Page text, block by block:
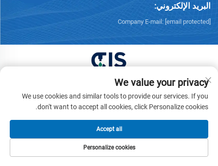
البريد الإلكتروني:
Company E-mail: [email protected]
HOANG TRADING COMPANY LIMITED. -
سياسة الخصوصية
We value your privacy
We use cookies and similar tools to provide our services. If you
don't want to accept all cookies, click Personalize cookies.
Personalize cookies
Accept all